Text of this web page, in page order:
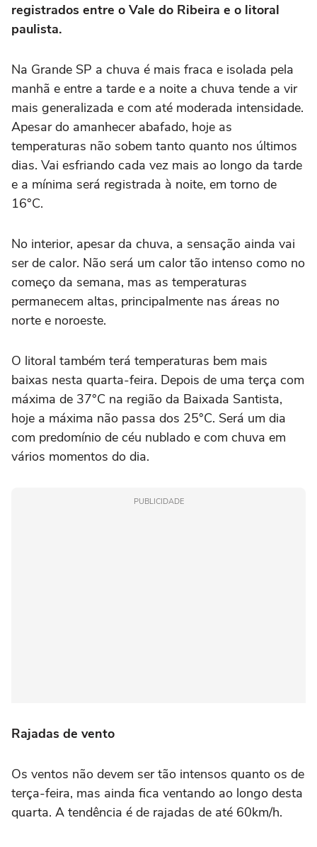
registrados entre o Vale do Ribeira e o litoral
paulista.
Na Grande SP a chuva é mais fraca e isolada pela
manhã e entre a tarde e a noite a chuva tende a vir
mais generalizada e com até moderada intensidade.
Apesar do amanhecer abafado, hoje as
temperaturas não sobem tanto quanto nos últimos
dias. Vai esfriando cada vez mais ao longo da tarde
e a mínima será registrada à noite, em torno de
16°C.
No interior, apesar da chuva, a sensação ainda vai
ser de calor. Não será um calor tão intenso como no
começo da semana, mas as temperaturas
permanecem altas, principalmente nas áreas no
norte e noroeste.
O litoral também terá temperaturas bem mais
baixas nesta quarta-feira. Depois de uma terça com
máxima de 37°C na região da Baixada Santista,
hoje a máxima não passa dos 25°C. Será um dia
com predomínio de céu nublado e com chuva em
vários momentos do dia.
PUBLICIDADE
Rajadas de vento
Os ventos não devem ser tão intensos quanto os de
terça-feira, mas ainda fica ventando ao longo desta
quarta. A tendência é de rajadas de até 60km/h.